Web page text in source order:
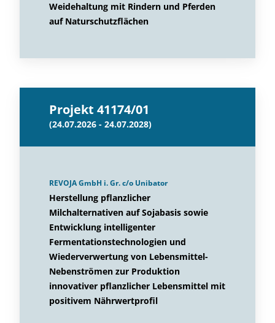
Weidehaltung mit Rindern und Pferden
auf Naturschutzflächen
Projekt 41174/01
(24.07.2026 - 24.07.2028)
REVOJA GmbH i. Gr. c/o Unibator
Herstellung pflanzlicher
Milchalternativen auf Sojabasis sowie
Entwicklung intelligenter
Fermentationstechnologien und
Wiederverwertung von Lebensmittel-
Nebenströmen zur Produktion
innovativer pflanzlicher Lebensmittel mit
positivem Nährwertprofil